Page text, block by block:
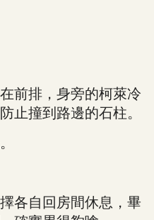
排，身旁的柯萊冷
止撞到路邊的石柱。
自回房間休息，畢